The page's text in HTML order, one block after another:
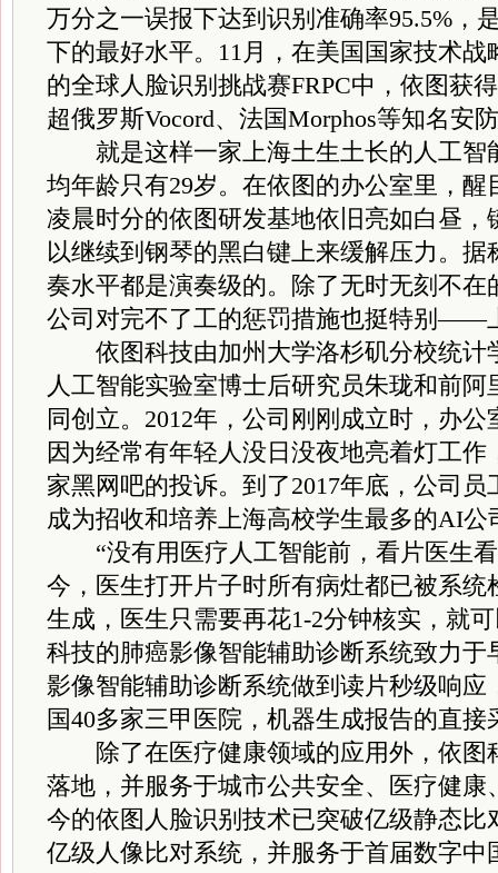
万分之一误报下达到识别准确率95.5%，
下的最好水平。11月，在美国国家技术战
的全球人脸识别挑战赛FRPC中，依图获
超俄罗斯Vocord、法国Morphos等知名安
就是这样一家上海土生土长的人工智
均年龄只有29岁。在依图的办公室里，
凌晨时分的依图研发基地依旧亮如白昼，
以继续到钢琴的黑白键上来缓解压力。据
奏水平都是演奏级的。除了无时无刻不在
公司对完不了工的惩罚措施也挺特别——
依图科技由加州大学洛杉矶分校统计
人工智能实验室博士后研究员朱珑和前
同创立。2012年，公司刚刚成立时，办
因为经常有年轻人没日没夜地亮着灯工
家黑网吧的投诉。到了2017年底，公司员
成为招收和培养上海高校学生最多的AI公
“没有用医疗人工智能前，看片医生看
今，医生打开片子时所有病灶都已被系统
生成，医生只需要再花1-2分钟核实，就
科技的肺癌影像智能辅助诊断系统致力于
影像智能辅助诊断系统做到读片秒级响应
国40多家三甲医院，机器生成报告的直接
除了在医疗健康领域的应用外，依图
落地，并服务于城市公共安全、医疗健康
今的依图人脸识别技术已突破亿级静态比
亿级人像比对系统，并服务于首届数字中